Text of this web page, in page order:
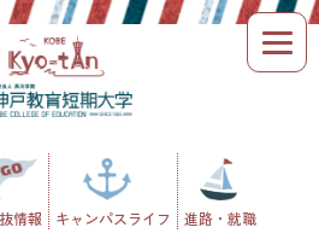
情報 キャンパスライフ 進路・就職